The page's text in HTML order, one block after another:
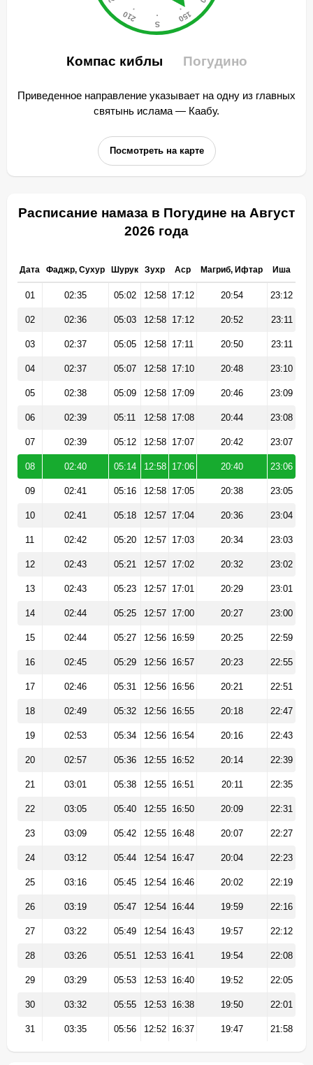
Компас киблы Погудино
Приведенное направление указывает на одну из главных
святынь ислама — Каабу.
Посмотреть на карте
Расписание намаза в Погудине на Август
2026 года
Дата Фаджр, Сухур Шурук Зухр Аср Магриб, Ифтар Иша
01 02:35 05:02 12:58 17:12 20:54 23:12
02 02:36 05:03 12:58 17:12 20:52 23:11
03 02:37 05:05 12:58 17:11 20:50 23:11
04 02:37 05:07 12:58 17:10 20:48 23:10
05 02:38 05:09 12:58 17:09 20:46 23:09
06 02:39 05:11 12:58 17:08 20:44 23:08
07 02:39 05:12 12:58 17:07 20:42 23:07
08 02:40 05:14 12:58 17:06 20:40 23:06
09 02:41 05:16 12:58 17:05 20:38 23:05
10 02:41 05:18 12:57 17:04 20:36 23:04
11 02:42 05:20 12:57 17:03 20:34 23:03
12 02:43 05:21 12:57 17:02 20:32 23:02
13 02:43 05:23 12:57 17:01 20:29 23:01
14 02:44 05:25 12:57 17:00 20:27 23:00
15 02:44 05:27 12:56 16:59 20:25 22:59
16 02:45 05:29 12:56 16:57 20:23 22:55
17 02:46 05:31 12:56 16:56 20:21 22:51
18 02:49 05:32 12:56 16:55 20:18 22:47
19 02:53 05:34 12:56 16:54 20:16 22:43
20 02:57 05:36 12:55 16:52 20:14 22:39
21 03:01 05:38 12:55 16:51 20:11 22:35
22 03:05 05:40 12:55 16:50 20:09 22:31
23 03:09 05:42 12:55 16:48 20:07 22:27
24 03:12 05:44 12:54 16:47 20:04 22:23
25 03:16 05:45 12:54 16:46 20:02 22:19
26 03:19 05:47 12:54 16:44 19:59 22:16
27 03:22 05:49 12:54 16:43 19:57 22:12
28 03:26 05:51 12:53 16:41 19:54 22:08
29 03:29 05:53 12:53 16:40 19:52 22:05
30 03:32 05:55 12:53 16:38 19:50 22:01
31 03:35 05:56 12:52 16:37 19:47 21:58